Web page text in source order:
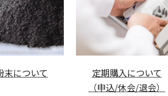
末について
定期購入について
（申込/休会/退会）